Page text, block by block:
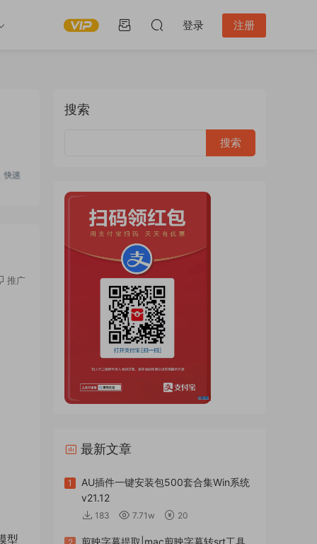
登录 注册
推广
型
搜索
最新文章
1
AU插件一键安装包500套合集Win系统
v21.12
183 7.71w 20